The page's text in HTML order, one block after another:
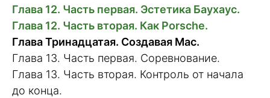
Глава 12. Часть первая. Эстетика Баухаус.
Глава 12. Часть вторая. Как Porsche.
Глава Тринадцатая. Создавая Mac.
Глава 13. Часть первая. Соревнование.
Глава 13. Часть вторая. Контроль от начала
до конца.